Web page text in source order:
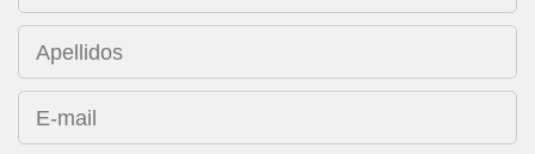
Apellidos
E-mail